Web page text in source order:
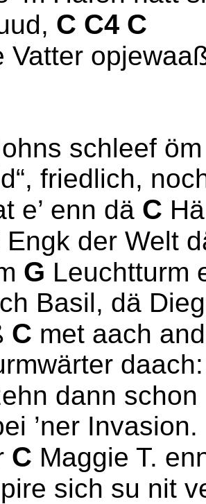
C C4 C
Vatter
schleef
friedlich,
e’ enn dä C
Engk der Welt
G Leuchtturm
Basil, dä
C met aach
daach:
dann
’ner Invasion.
C Maggie T.
sich su nit